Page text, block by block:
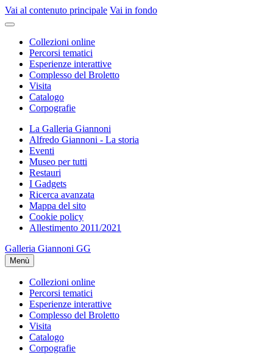
Vai al contenuto principale Vai in fondo
Collezioni online
Percorsi tematici
Esperienze interattive
Complesso del Broletto
Visita
Catalogo
Corpografie
La Galleria Giannoni
Alfredo Giannoni - La storia
Eventi
Museo per tutti
Restauri
I Gadgets
Ricerca avanzata
Mappa del sito
Cookie policy
Allestimento 2011/2021
Galleria Giannoni GG
Menù
Collezioni online
Percorsi tematici
Esperienze interattive
Complesso del Broletto
Visita
Catalogo
Corpografie